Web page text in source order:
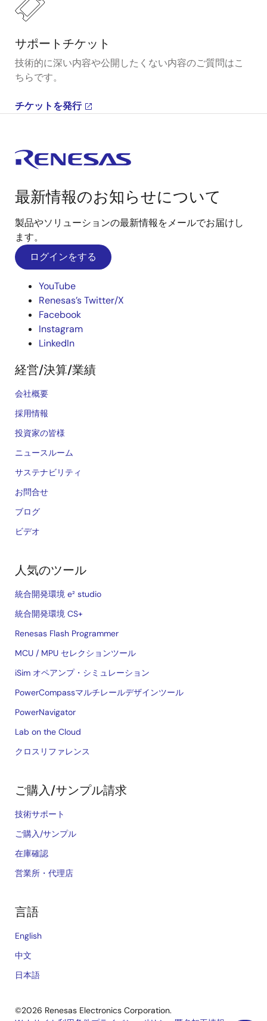
サポートチケット
技術的に深い内容や公開したくない内容のご質問はこ
ちらです。
チケットを発行
最新情報のお知らせについて
製品やソリューションの最新情報をメールでお届けし
ます。
ログインをする
YouTube
Renesas’s Twitter/X
Facebook
Instagram
LinkedIn
経営/決算/業績
会社概要
採用情報
投資家の皆様
ニュースルーム
サステナビリティ
お問合せ
ブログ
ビデオ
人気のツール
統合開発環境 e² studio
統合開発環境 CS+
Renesas Flash Programmer
MCU / MPU セレクションツール
iSim オペアンプ・シミュレーション
PowerCompassマルチレールデザインツール
PowerNavigator
Lab on the Cloud
クロスリファレンス
ご購入/サンプル請求
技術サポート
ご購入/サンプル
在庫確認
営業所・代理店
言語
English
中文
日本語
©2026 Renesas Electronics Corporation.